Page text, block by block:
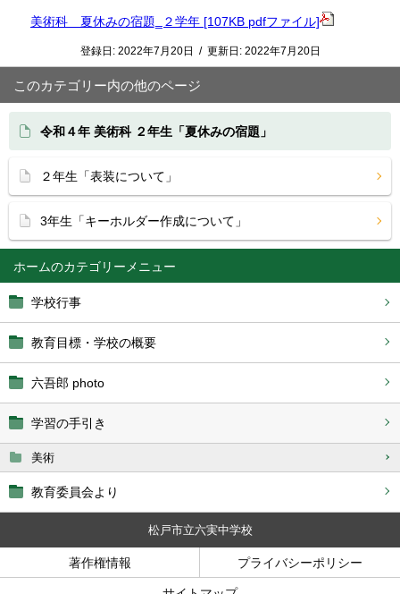
ホーム
学校行事
教育目標・学校の概要
六吾郎 photo
学習の手引き
美術
教育委員会より
美術科 夏休みの宿題‗２学年 [107KB pdfファイル]
登録日: 2022年7月20日 / 更新日: 2022年7月20日
このカテゴリー内の他のページ
令和４年 美術科 ２年生「夏休みの宿題」
２年生「表装について」
3年生「キーホルダー作成について」
松戸市立六実中学校
著作権情報 プライバシーポリシー